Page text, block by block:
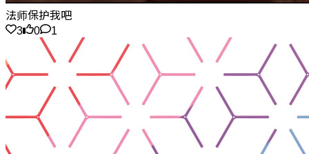
法师保护我吧
3
0 1